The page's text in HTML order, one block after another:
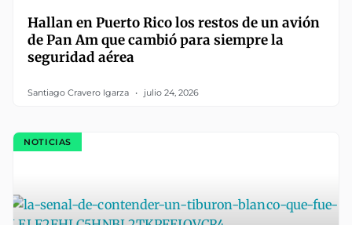
Hallan en Puerto Rico los restos de un avión
de Pan Am que cambió para siempre la
seguridad aérea
Santiago Cravero Igarza julio 24, 2026
NOTICIAS